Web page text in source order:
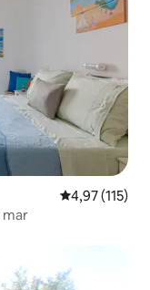
Classificação
4,97 (115)
mar